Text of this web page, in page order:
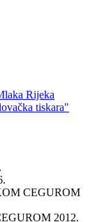
Rijeka
tiskara"
CEGUROM
2012.